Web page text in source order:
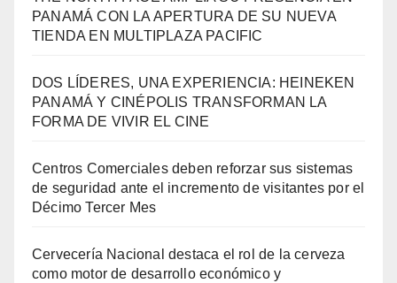
PANAMÁ CON LA APERTURA DE SU NUEVA
TIENDA EN MULTIPLAZA PACIFIC
DOS LÍDERES, UNA EXPERIENCIA: HEINEKEN
PANAMÁ Y CINÉPOLIS TRANSFORMAN LA
FORMA DE VIVIR EL CINE
Centros Comerciales deben reforzar sus sistemas
de seguridad ante el incremento de visitantes por el
Décimo Tercer Mes
Cervecería Nacional destaca el rol de la cerveza
como motor de desarrollo económico y